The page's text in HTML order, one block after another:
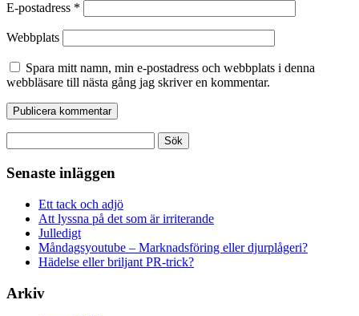
E-postadress *
Webbplats
Spara mitt namn, min e-postadress och webbplats i denna
webbläsare till nästa gång jag skriver en kommentar.
efter:
Senaste inläggen
Ett tack och adjö
Att lyssna på det som är irriterande
Julledigt
Måndagsyoutube – Marknadsföring eller djurplågeri?
Hädelse eller briljant PR-trick?
Arkiv